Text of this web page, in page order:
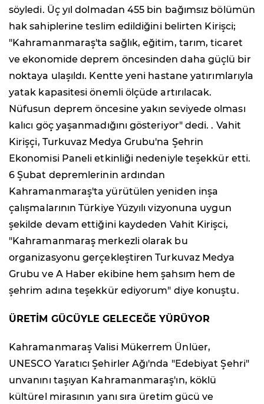
söyledi. Üç yıl dolmadan 455 bin bağımsız bölümün
hak sahiplerine teslim edildiğini belirten Kirişci;
"Kahramanmaraş'ta sağlık, eğitim, tarım, ticaret
ve ekonomide deprem öncesinden daha güçlü bir
noktaya ulaşıldı. Kentte yeni hastane yatırımlarıyla
yatak kapasitesi önemli ölçüde artırılacak.
Nüfusun deprem öncesine yakın seviyede olması
kalıcı göç yaşanmadığını gösteriyor" dedi. . Vahit
Kirişçi, Turkuvaz Medya Grubu'na Şehrin
Ekonomisi Paneli etkinliği nedeniyle teşekkür etti.
6 Şubat depremlerinin ardından
Kahramanmaraş'ta yürütülen yeniden inşa
çalışmalarının Türkiye Yüzyılı vizyonuna uygun
şekilde devam ettiğini kaydeden Vahit Kirişci,
"Kahramanmaraş merkezli olarak bu
organizasyonu gerçekleştiren Turkuvaz Medya
Grubu ve A Haber ekibine hem şahsım hem de
şehrim adına teşekkür ediyorum" diye konuştu.
ÜRETİM GÜCÜYLE GELECEĞE YÜRÜYOR
Kahramanmaraş Valisi Mükerrem Ünlüer,
UNESCO Yaratıcı Şehirler Ağı'nda "Edebiyat Şehri"
unvanını taşıyan Kahramanmaraş'ın, köklü
kültürel mirasının yanı sıra üretim gücü ve